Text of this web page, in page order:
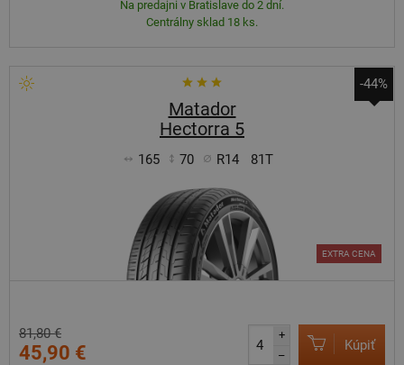
Na predajni v Bratislave do 2 dní.
Centrálny sklad 18 ks.
-44%
Matador
Hectorra 5
165 70 R14 81T
EXTRA CENA
81,80 €
45,90 €
+
–
Kúpiť